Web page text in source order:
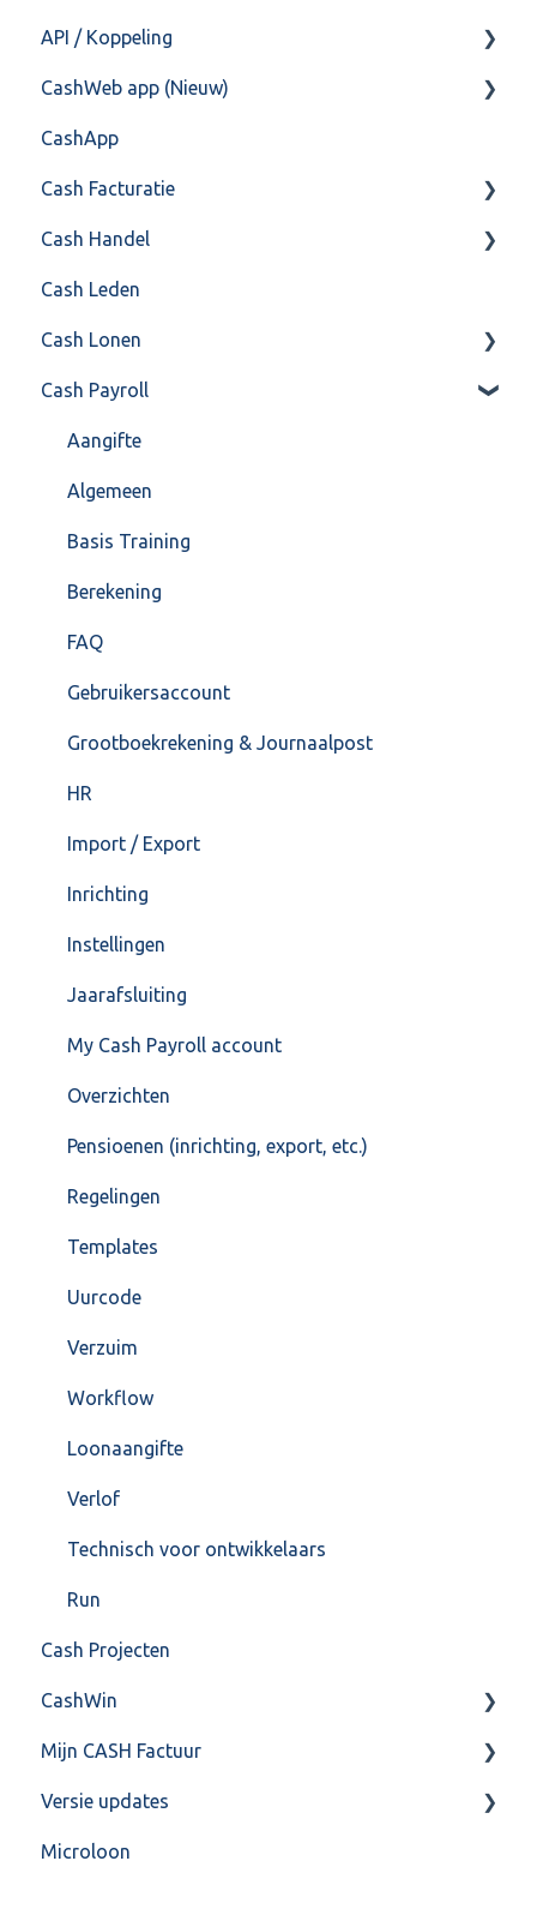
Postbus
Training & Consultancy
Overig
Fiscaal
Overig
CashHero Layout
Mailen vanuit CASHWeb
Algemeen gebruik
API / Koppeling
Algemeen
Api 3.0 (SOAP API)
API 4.0 (REST API)
CashWeb app (Nieuw)
Veel gestelde vragen
CashApp
Cash Facturatie
Factureren
Instellingen
Algemeen
Formulierlayout
Cash Handel
Inkoop
Verkoop
Voorraad
Overig
VoorraadService & Onderhoud
Cash Leden
Cash Lonen
Algemeen
Inrichting
Jaarafsluiting
Salarisberekening
Overig
FAQ – Beëindiging CASH Lonen en overstap naar
Cash Payroll
Aangifte
Algemeen
Basis Training
Berekening
FAQ
Gebruikersaccount
Grootboekrekening & Journaalpost
HR
Import / Export
Inrichting
Instellingen
Jaarafsluiting
My Cash Payroll account
Overzichten
Pensioenen (inrichting, export, etc.)
Regelingen
Templates
Uurcode
Verzuim
Workflow
Loonaangifte
Verlof
Technisch voor ontwikkelaars
Run
Cash Projecten
CashWin
Overig
Mijn CASH Factuur
Facturatie Loonportal( CASH Lonen)
Mijn CASH factuur
Versie updates
CashWeb updates 2025
Microloon